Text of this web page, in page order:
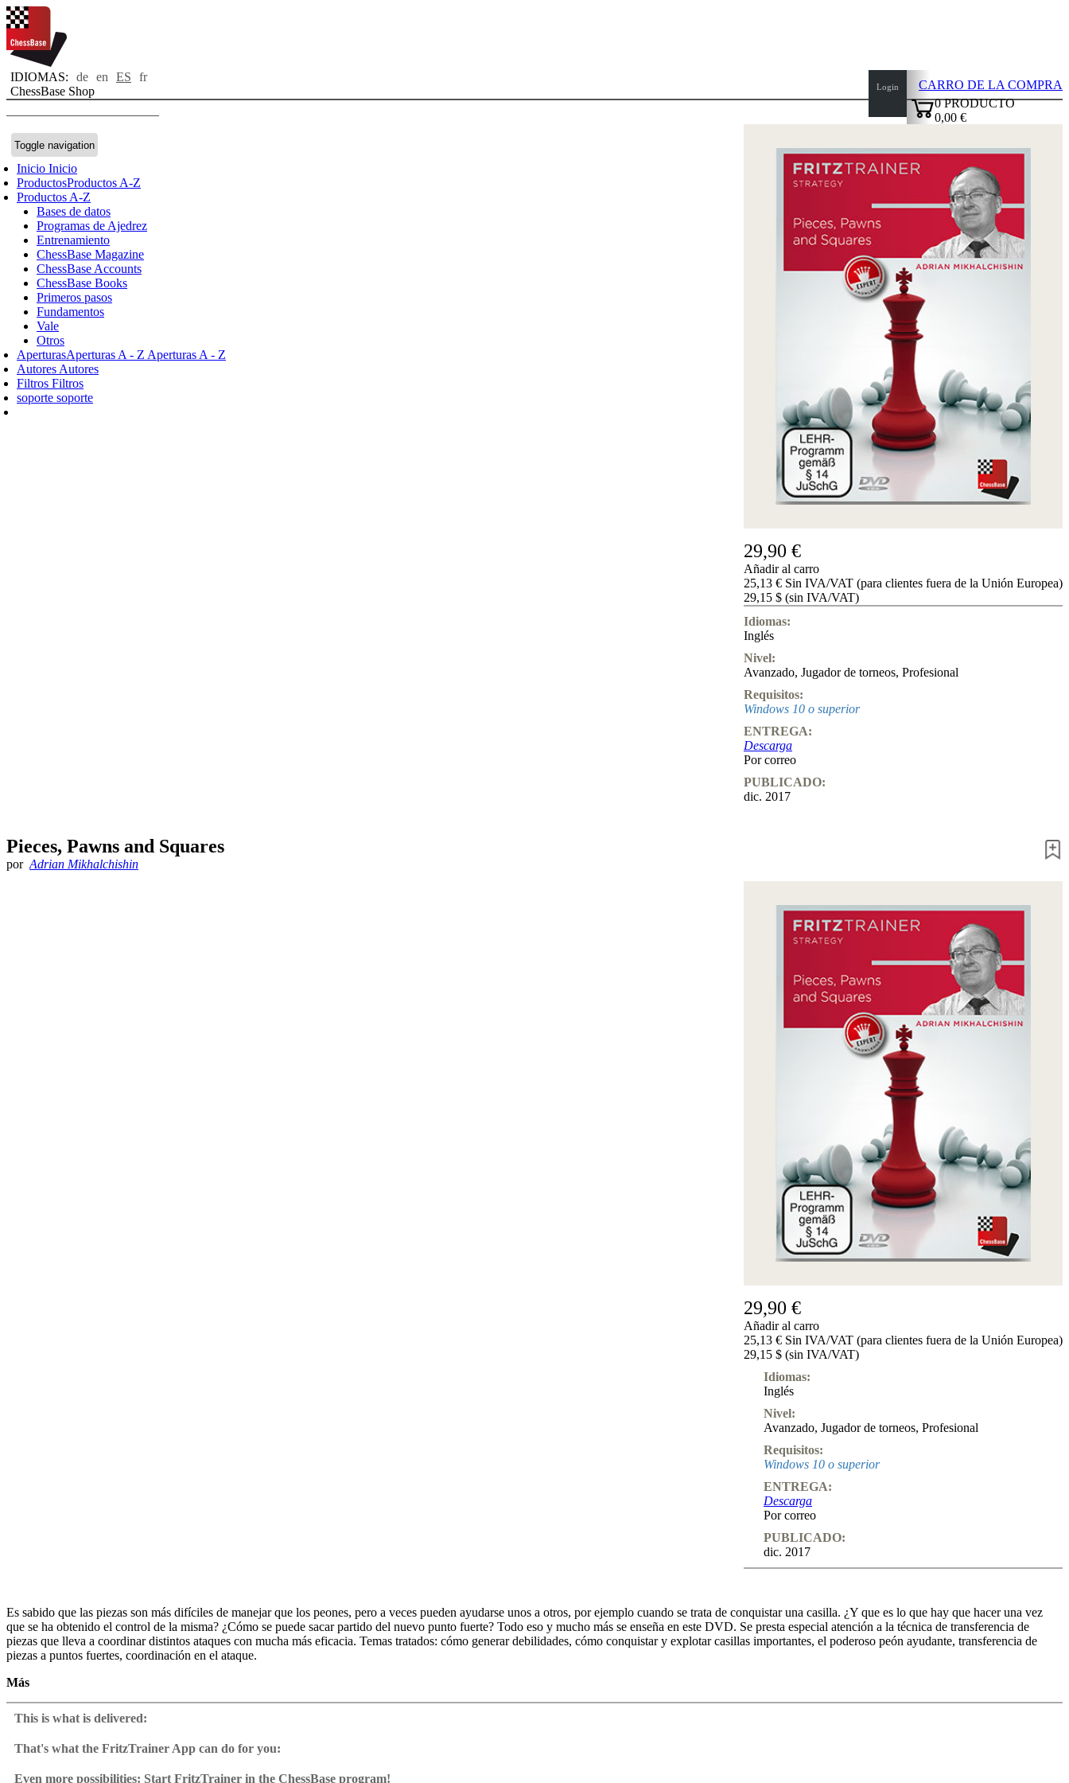
IDIOMAS: de en ES
fr
ChessBase Shop
Toggle navigation
Inicio Inicio
ProductosProductos A-Z
Productos A-Z
Bases de datos
Programas de Ajedrez
Entrenamiento
ChessBase Magazine
ChessBase Accounts
ChessBase Books
Primeros pasos
Fundamentos
Vale
Otros
AperturasAperturas A - Z Aperturas A - Z
Autores Autores
Filtros Filtros
soporte soporte
Login
CARRO DE LA COMPRA
0PRODUCTO
0,00 €
29,90 €
Añadir al carro
25,13 € Sin IVA/VAT (para clientes fuera de la Unión Europea)
29,15 $ (sin IVA/VAT)
Idiomas:
Inglés
Nivel:
Avanzado, Jugador de torneos, Profesional
Requisitos:
Windows 10 o superior
ENTREGA:
Descarga
Por correo
PUBLICADO:
dic. 2017
Pieces, Pawns and Squares
por Adrian Mikhalchishin
29,90 €
Añadir al carro
25,13 € Sin IVA/VAT (para clientes fuera de la Unión Europea)
29,15 $ (sin IVA/VAT)
Idiomas:
Inglés
Nivel:
Avanzado, Jugador de torneos, Profesional
Requisitos:
Windows 10 o superior
ENTREGA:
Descarga
Por correo
PUBLICADO:
dic. 2017
Es sabido que las piezas son más difíciles de manejar que los peones, pero a veces pueden ayudarse unos a otros, por ejemplo cuando se trata de conquistar una casilla. ¿Y que es lo que hay que hacer una vez
que se ha obtenido el control de la misma? ¿Cómo se puede sacar partido del nuevo punto fuerte? Todo eso y mucho más se enseña en este DVD. Se presta especial atención a la técnica de transferencia de
piezas que lleva a coordinar distintos ataques con mucha más eficacia. Temas tratados: cómo generar debilidades, cómo conquistar y explotar casillas importantes, el poderoso peón ayudante, transferencia de
piezas a puntos fuertes, coordinación en el ataque.
• Base de datos con más ejemplos
Más
This is what is delivered:
Fritztrainer App for Windows
That's what the FritzTrainer App can do for you:
Even more possibilities: Start FritzTrainer in the ChessBase program!
top
page
Inicio
Novedades
Autores
Aperturas
Credenciales
TDC
Política
privacidad
sobre
nosotros
FAQ
licencias
Accessibility
Cookies
Management
Compliance
Hotline
Chessbase
Accounts
Programas
datos
Monografías
Minutos
FritzTrainer
Primeros
pasos
Productos
principiantes
ChessBase
Magazine
Extra
Suscripciones
Otros
Ludwig
Boutique
Bonos
de
regalo